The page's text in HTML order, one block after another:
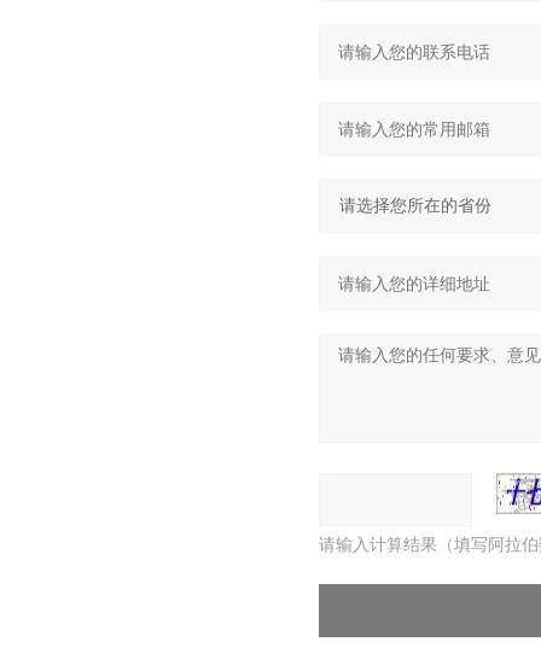
请输入计算结果（填写阿拉